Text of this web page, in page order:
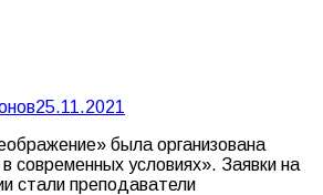
25.11.2021
была организована
современных условиях». Заявки на
стали преподаватели